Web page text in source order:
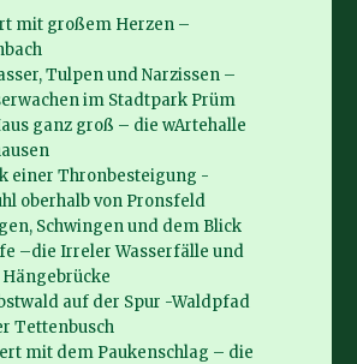
mit großem Herzen –
Tulpen und Narzissen –
im Stadtpark Prüm
ganz groß – die wArtehalle
einer Thronbesteigung -
oberhalb von Pronsfeld
Schwingen und dem Blick
–die Irreler Wasserfälle und
auf der Spur -Waldpfad
Tettenbusch
mit dem Paukenschlag – die